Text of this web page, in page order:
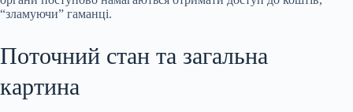
“зламуючи” гаманці.
Поточний стан та загальна
картина